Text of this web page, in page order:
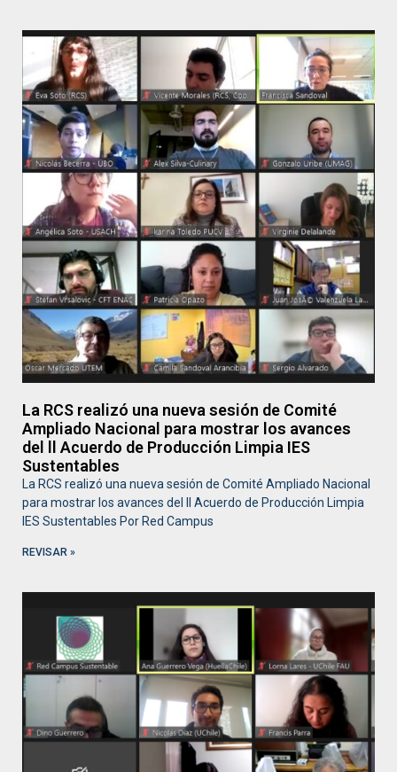
La RCS realizó una nueva sesión de Comité
Ampliado Nacional para mostrar los avances
del ll Acuerdo de Producción Limpia IES
Sustentables
La RCS realizó una nueva sesión de Comité Ampliado Nacional
para mostrar los avances del ll Acuerdo de Producción Limpia
IES Sustentables Por Red Campus
REVISAR »